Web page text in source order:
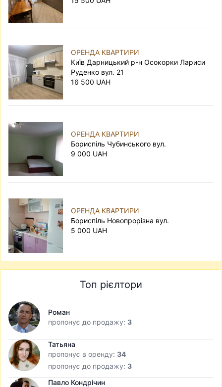
наприкладтут
ОРЕНДА КВАРТИРИ
Київ Дарницький р-н Осокорки Лариси
Руденко вул. 21
16 500 UAH
ОРЕНДА КВАРТИРИ
Бориспіль Чубинського вул.
9 000 UAH
ОРЕНДА КВАРТИРИ
Бориспіль Новопрорізна вул.
5 000 UAH
Топ рієлтори
Роман
пропонує до продажу: 3
Татьяна
пропонує в оренду: 34
пропонує до продажу: 3
Павло Кондрічин